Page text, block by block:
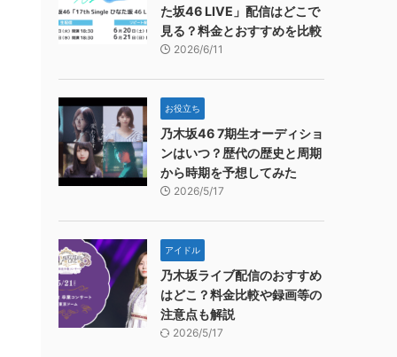
た坂46 LIVE」配信はどこで
見る？料金とおすすめを比較
2026/6/11
お役立ち
乃木坂46 7期生オーディショ
ンはいつ？歴代の歴史と周期
から時期を予想してみた
2026/5/17
アイドル
乃木坂ライブ配信のおすすめ
はどこ？料金比較や録画等の
注意点も解説
2026/5/17